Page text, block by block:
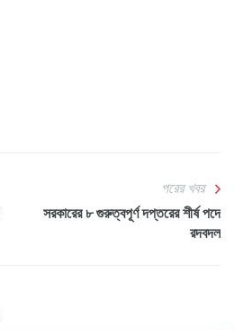
পরের খবর
সরকারের ৮ গুরুত্বপূর্ণ দপ্তরের শীর্ষ পদে
রদবদল